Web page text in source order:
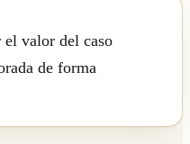
el valor del caso
de forma